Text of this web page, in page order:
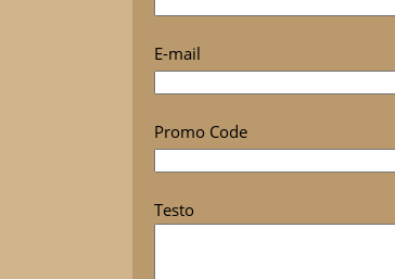
E-mail
Promo Code
Testo